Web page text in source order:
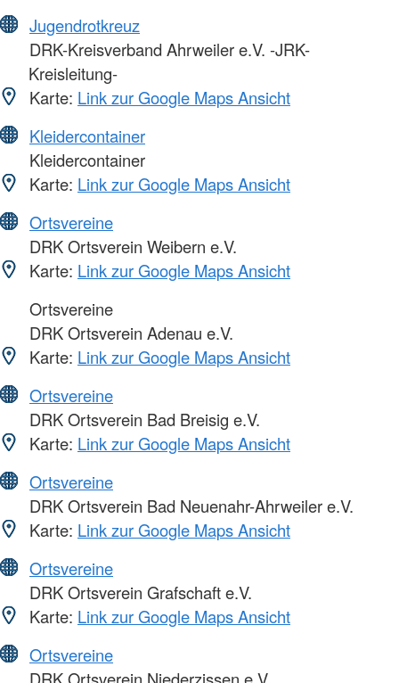
Jugendrotkreuz
DRK-Kreisverband Ahrweiler e.V. -JRK-
Kreisleitung-
Karte: Link zur Google Maps Ansicht
Kleidercontainer
Kleidercontainer
Karte: Link zur Google Maps Ansicht
Ortsvereine
DRK Ortsverein Weibern e.V.
Karte: Link zur Google Maps Ansicht
Ortsvereine
DRK Ortsverein Adenau e.V.
Karte: Link zur Google Maps Ansicht
Ortsvereine
DRK Ortsverein Bad Breisig e.V.
Karte: Link zur Google Maps Ansicht
Ortsvereine
DRK Ortsverein Bad Neuenahr-Ahrweiler e.V.
Karte: Link zur Google Maps Ansicht
Ortsvereine
DRK Ortsverein Grafschaft e.V.
Karte: Link zur Google Maps Ansicht
Ortsvereine